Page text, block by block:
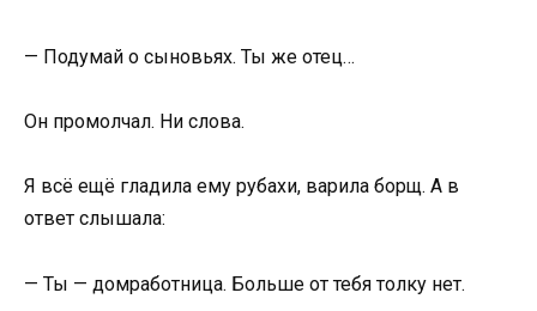
— Подумай о сыновьях. Ты же отец…
Он промолчал. Ни слова.
Я всё ещё гладила ему рубахи, варила борщ. А в
ответ слышала:
— Ты — домработница. Больше от тебя толку нет.